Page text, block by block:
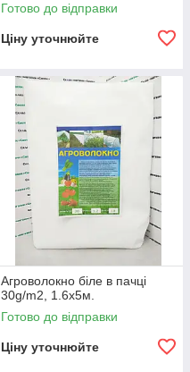
Готово до відправки
Ціну уточнюйте
Агроволокно біле в пачці
30g/m2, 1.6х5м.
Готово до відправки
Ціну уточнюйте